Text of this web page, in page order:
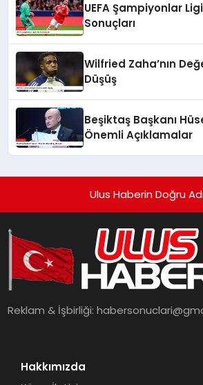
UEFA Şampiyonlar
Sonuçları
Wilfried Zaha’nın
Düşüş
Beşiktaş Başkanı
Önemli Açıklamalar
Ulus Haberin Doğru
Reklam & İşbirliği:
Hakkımızda